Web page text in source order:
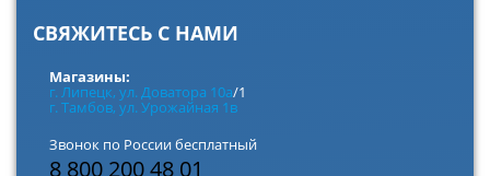
СВЯЖИТЕСЬ С НАМИ
Магазины:
г. Липецк, ул. Доватора 10а/1
г. Тамбов, ул. Урожайная 1в
Звонок по России бесплатный
8 800 200 48 01